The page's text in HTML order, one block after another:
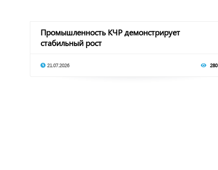
Промышленность КЧР демонстрирует
стабильный рост
21.07.2026 280